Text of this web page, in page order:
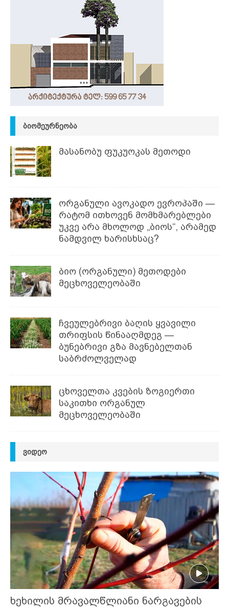
ᲑᲘᲝᲛᲔᲣᲠᲜᲔᲝᲑᲐ
მასანობუ ფუკუოკას მეთოდი
ორგანული ავოკადო ევროპაში —
რატომ ითხოვენ მომხმარებლები
უკვე არა მხოლოდ „ბიოს“, არამედ
ნამდვილ ხარისხსაც?
ბიო (ორგანული) მეთოდები
მეცხოველეობაში
ჩვეულებრივი ბაღის ყვავილი
თრიფსის წინააღმდეგ —
ბუნებრივი გზა მავნებელთან
საბრძოლველად
ცხოველთა კვების ზოგიერთი
საკითხი ორგანულ
მეცხოველეობაში
ᲕᲘᲓᲔᲝ
ხეხილის მრავალწლიანი ნარგავების